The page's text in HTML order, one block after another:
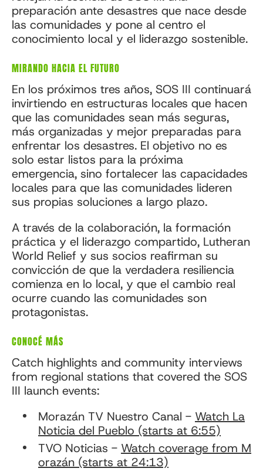
preparación ante desastres que nace desde
las comunidades y pone al centro el
conocimiento local y el liderazgo sostenible.
MIRANDO HACIA EL FUTURO
En los próximos tres años, SOS III continuará
invirtiendo en estructuras locales que hacen
que las comunidades sean más seguras,
más organizadas y mejor preparadas para
enfrentar los desastres. El objetivo no es
solo estar listos para la próxima
emergencia, sino fortalecer las capacidades
locales para que las comunidades lideren
sus propias soluciones a largo plazo.
A través de la colaboración, la formación
práctica y el liderazgo compartido, Lutheran
World Relief y sus socios reafirman su
convicción de que la verdadera resiliencia
comienza en lo local, y que el cambio real
ocurre cuando las comunidades son
protagonistas.
CONOCÉ MÁS
Catch highlights and community interviews
from regional stations that covered the SOS
III launch events:
Morazán TV Nuestro Canal - Watch La
Noticia del Pueblo (starts at 6:55)
TVO Noticias - Watch coverage from M
orazán (starts at 24:13)